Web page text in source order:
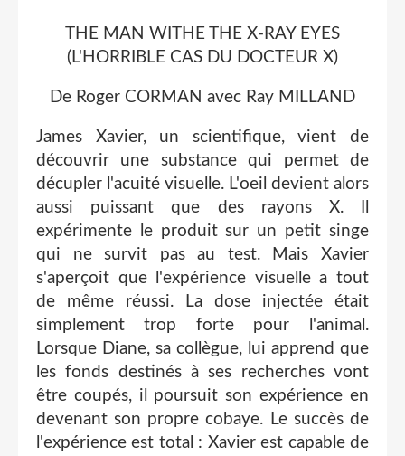
THE MAN WITHE THE X-RAY EYES
(L'HORRIBLE CAS DU DOCTEUR X)
De Roger CORMAN avec Ray MILLAND
James Xavier, un scientifique, vient de
découvrir une substance qui permet de
décupler l'acuité visuelle. L'oeil devient alors
aussi puissant que des rayons X. Il
expérimente le produit sur un petit singe
qui ne survit pas au test. Mais Xavier
s'aperçoit que l'expérience visuelle a tout
de même réussi. La dose injectée était
simplement trop forte pour l'animal.
Lorsque Diane, sa collègue, lui apprend que
les fonds destinés à ses recherches vont
être coupés, il poursuit son expérience en
devenant son propre cobaye. Le succès de
l'expérience est total : Xavier est capable de